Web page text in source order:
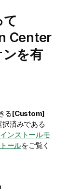
て
Center
を有
る[Custom]
済みである
ンストールモ
ールをご覧く